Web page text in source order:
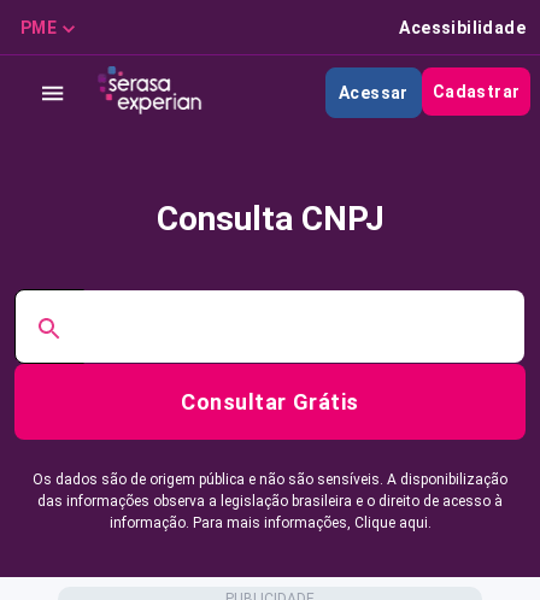
PME Acessibilidade
Acessar Cadastrar
Consulta CNPJ
Consultar Grátis
Os dados são de origem pública e não são sensíveis. A disponibilização
das informações observa a legislação brasileira e o direito de acesso à
informação. Para mais informações, Clique aqui.